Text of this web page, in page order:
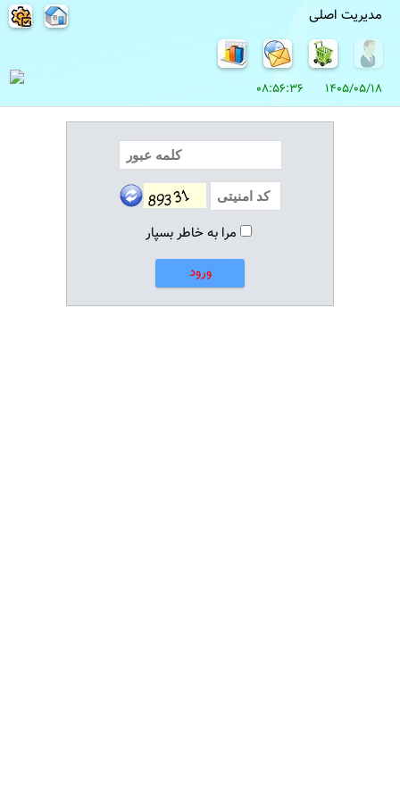
مدیریت اصلی
1405/05/18 08:56:36
مرا به خاطر بسپار